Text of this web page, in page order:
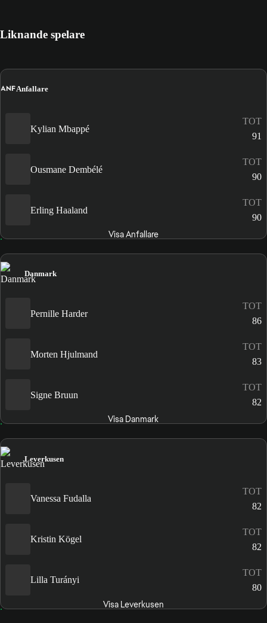
Liknande spelare
ANFAnfallare
Kylian Mbappé
TOT
91
Ousmane Dembélé
TOT
90
Erling Haaland
TOT
90
Visa Anfallare
Danmark
Pernille Harder
TOT
86
Morten Hjulmand
TOT
83
Signe Bruun
TOT
82
Visa Danmark
Leverkusen
Vanessa Fudalla
TOT
82
Kristin Kögel
TOT
82
Lilla Turányi
TOT
80
Visa Leverkusen